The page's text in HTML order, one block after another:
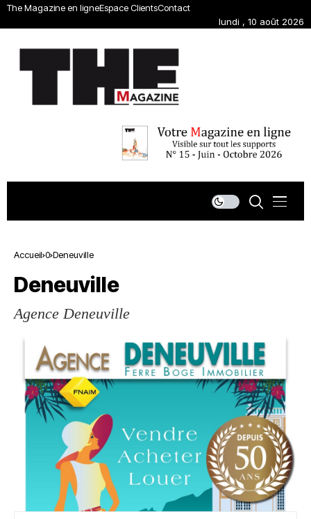
The Magazine en ligneEspace ClientsContact
lundi , 10 août 2026
Accueil 0 Deneuville
Deneuville
Agence Deneuville